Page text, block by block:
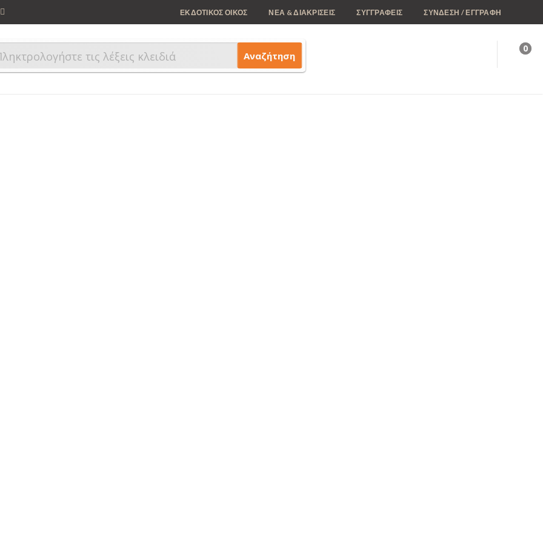
ΕΚΔΟΤΙΚΟΣ ΟΙΚΟΣ ΝΕΑ & ΔΙΑΚΡΙΣΕΙΣ ΣΥΓΓΡΑΦΕΙΣ ΣΥΝΔΕΣΗ / ΕΓΓΡΑΦΗ
Αναζήτηση
0